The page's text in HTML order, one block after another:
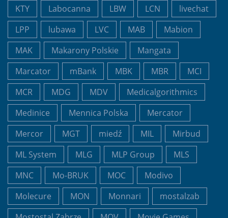
KTY
Labocanna LBW LCN
livechat
LPP
lubawa LVC MAB
Mabion
MAK
Makarony Polskie
Mangata
Marcator
mBank MBK MBR
MCI
MCR
MDG MDV
Medicalgorithmics
Medinice
Mennica Polska
Mercator
Mercor
MGT miedź MIL
Mirbud
ML System
MLG MLP Group
MLS
MNC
Mo-BRUK MOC
Modivo
Molecure
MON Monnari
mostalzab